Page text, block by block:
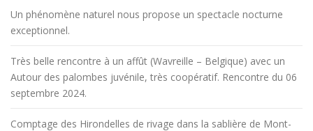
Un phénomène naturel nous propose un spectacle nocturne
exceptionnel.
Très belle rencontre à un affût (Wavreille – Belgique) avec un
Autour des palombes juvénile, très coopératif. Rencontre du 06
septembre 2024.
Comptage des Hirondelles de rivage dans la sablière de Mont-